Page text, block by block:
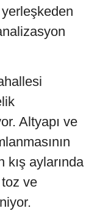
yerleşkeden
Altyapı ve
kış aylarında
ve